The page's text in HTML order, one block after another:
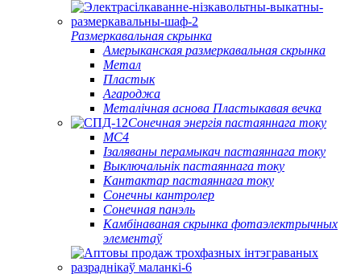
Размеркавальная скрынка
Амерыканская размеркавальная скрынка
Метал
Пластык
Агароджа
Металічная аснова Пластыкавая вечка
Сонечная энергія пастаяннага току
МС4
Ізаляваны перамыкач пастаяннага току
Выключальнік пастаяннага току
Кантактар ​​пастаяннага току
Сонечны кантролер
Сонечная панэль
Камбінаваная скрынка фотаэлектрычных
элементаў